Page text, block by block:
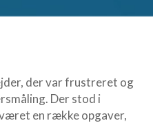
der var frustreret og
Der stod i
en række opgaver,